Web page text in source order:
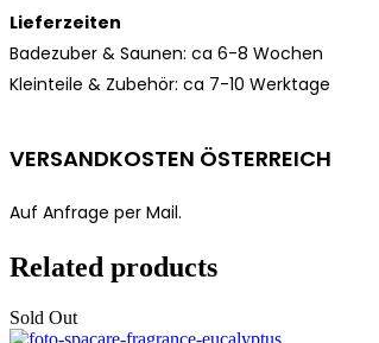
Lieferzeiten
Badezuber & Saunen: ca 6-8 Wochen
Kleinteile & Zubehör: ca 7-10 Werktage
VERSANDKOSTEN ÖSTERREICH
Auf Anfrage per Mail.
Related products
Sold Out